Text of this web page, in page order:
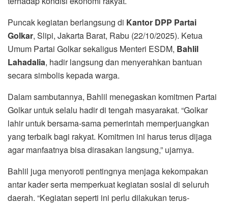
Puncak kegiatan berlangsung di Kantor DPP Partai
Golkar, Slipi, Jakarta Barat, Rabu (22/10/2025). Ketua
Umum Partai Golkar sekaligus Menteri ESDM, Bahlil
Lahadalia, hadir langsung dan menyerahkan bantuan
secara simbolis kepada warga.
Dalam sambutannya, Bahlil menegaskan komitmen Partai
Golkar untuk selalu hadir di tengah masyarakat. “Golkar
lahir untuk bersama-sama pemerintah memperjuangkan
yang terbaik bagi rakyat. Komitmen ini harus terus dijaga
agar manfaatnya bisa dirasakan langsung,” ujarnya.
Bahlil juga menyoroti pentingnya menjaga kekompakan
antar kader serta memperkuat kegiatan sosial di seluruh
daerah. “Kegiatan seperti ini perlu dilakukan terus-